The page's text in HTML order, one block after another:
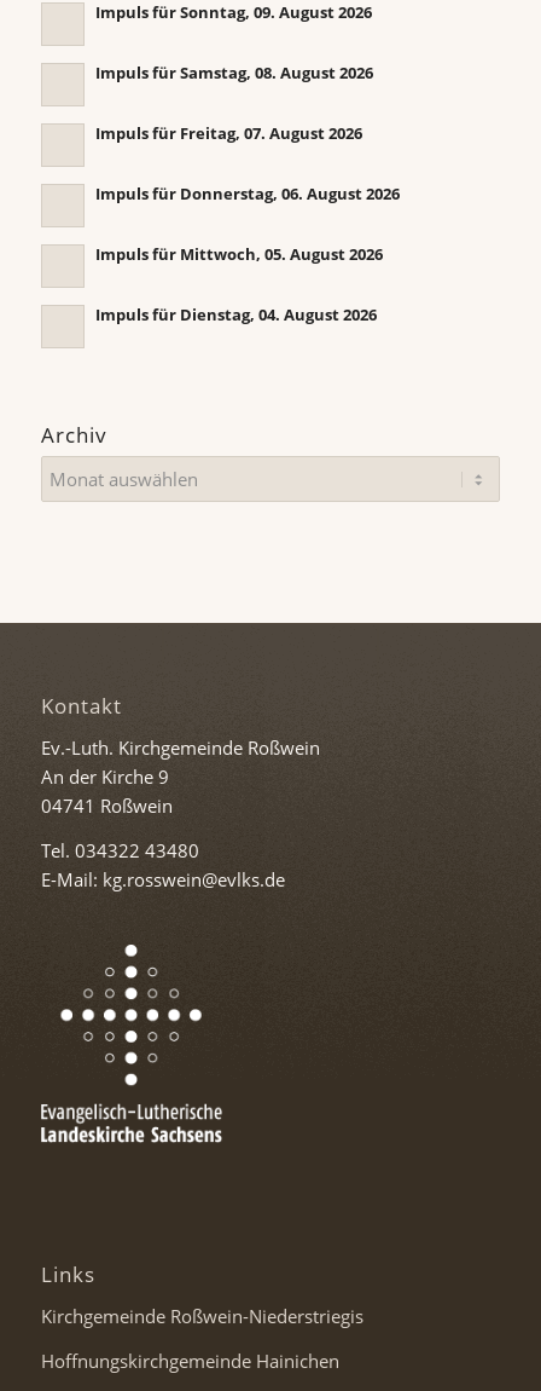
Impuls für Sonntag, 09. August 2026
Impuls für Samstag, 08. August 2026
Impuls für Freitag, 07. August 2026
Impuls für Donnerstag, 06. August 2026
Impuls für Mittwoch, 05. August 2026
Impuls für Dienstag, 04. August 2026
Archiv
Kontakt
Ev.-Luth. Kirchgemeinde Roßwein
An der Kirche 9
04741 Roßwein
Tel. 034322 43480
E-Mail: kg.rosswein@evlks.de
Links
Kirchgemeinde Roßwein-Niederstriegis
Hoffnungskirchgemeinde Hainichen